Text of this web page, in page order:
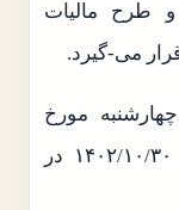
و طرح مالیات
می-گیرد.
مورخ
۱۴۰۲/۱۰/۲۷ تا ساعت ۲۳: ۵۹ روزشنبه ۱۴۰۲/۱۰/۳۰ در